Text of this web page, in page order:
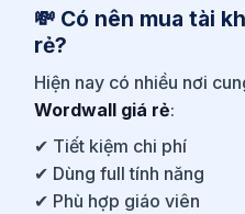
💸 Có nên mua tài
rẻ?
Hiện nay có nhiều nơi
Wordwall giá rẻ:
✔ Tiết kiệm chi phí
✔ Dùng full tính năng
✔ Phù hợp giáo viên